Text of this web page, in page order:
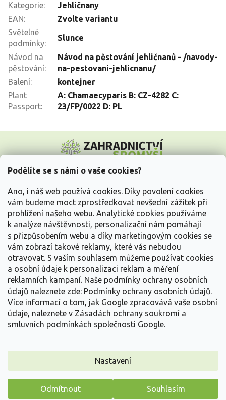
Podělíte se s námi o vaše cookies?
Ano, i náš web používá cookies. Díky povolení cookies
vám budeme moct zprostředkovat nevšední zážitek při
prohlížení našeho webu. Analytické cookies používáme
k analýze návštěvnosti, personalizační nám pomáhají
s přizpůsobením webu a díky marketingovým cookies se
vám zobrazí takové reklamy, které vás nebudou
otravovat. S vaším souhlasem můžeme používat cookies
a osobní údaje k personalizaci reklam a měření
reklamních kampaní. Naše podmínky ochrany osobních
údajů naleznete zde: Podmínky ochrany osobních údajů.
Více informací o tom, jak Google zpracovává vaše osobní
údaje, naleznete v Zásadách ochrany soukromí a
smluvních podmínkách společnosti Google.
Nastavení
Odmítnout Souhlasím
Kategorie:
Jehličnany
EAN:
Zvolte variantu
Světelné
podmínky:
Slunce
Návod na
pěstování:
Návod na pěstování jehličnanů - /navody-
na-pestovani-jehlicnanu/
Balení:
kontejner
Plant
Passport:
A: Chamaecyparis B: CZ-4282 C:
23/FP/0022 D: PL
p
Vše o nákupu
Informace pro Vás
Kontakujte nás
Vytvořil Shoptet
Copyright 2026Zahradnictví Spomyšl. Všechna práva
vyhrazena.